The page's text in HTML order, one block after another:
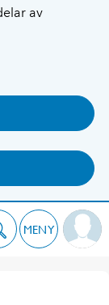
av
MENY